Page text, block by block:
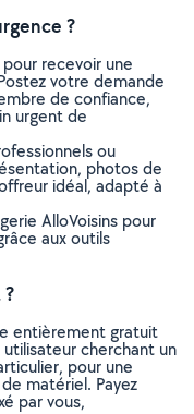
?
recevoir une
votre demande
de confiance,
urgent de
ou
photos de
idéal, adapté à
AlloVoisins pour
aux outils
entièrement gratuit
cherchant un
pour une
matériel. Payez
par vous,